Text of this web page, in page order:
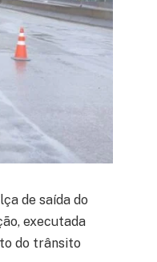
de saída do
executada
do trânsito